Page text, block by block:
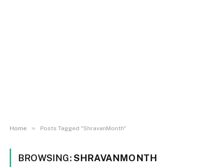
Home » Posts Tagged "ShravanMonth"
BROWSING:SHRAVANMONTH